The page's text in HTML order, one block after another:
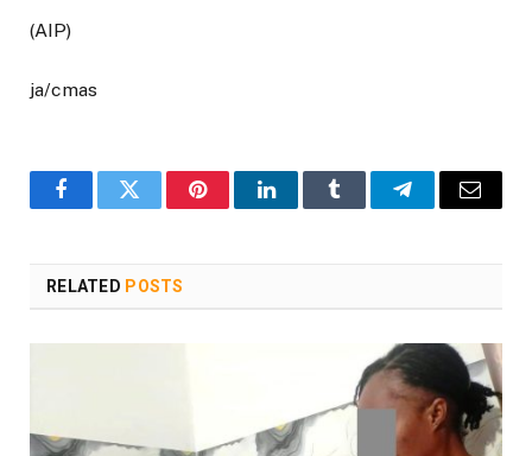
(AIP)
ja/cmas
FacebookTwitter PinterestLinkedInTumblr TelegramEmail
RELATED POSTS